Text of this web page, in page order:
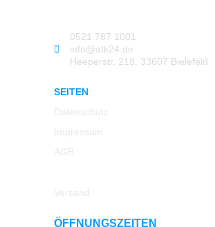
0521 787 1001
info@atk24.de
Heeperstr. 218, 33607 Bielefeld
SEITEN
Datenschutz
Impressum
AGB
Versand
ÖFFNUNGSZEITEN